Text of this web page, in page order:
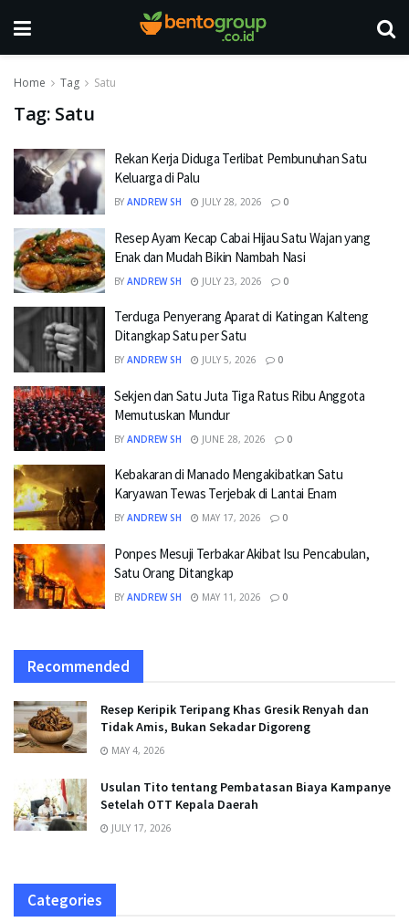
Home Tag Satu
Tag: Satu
Rekan Kerja Diduga Terlibat Pembunuhan Satu
Keluarga di Palu
BY ANDREW SH JULY 28, 2026 0
Resep Ayam Kecap Cabai Hijau Satu Wajan yang
Enak dan Mudah Bikin Nambah Nasi
BY ANDREW SH JULY 23, 2026 0
Terduga Penyerang Aparat di Katingan Kalteng
Ditangkap Satu per Satu
BY ANDREW SH JULY 5, 2026 0
Sekjen dan Satu Juta Tiga Ratus Ribu Anggota
Memutuskan Mundur
BY ANDREW SH JUNE 28, 2026 0
Kebakaran di Manado Mengakibatkan Satu
Karyawan Tewas Terjebak di Lantai Enam
BY ANDREW SH MAY 17, 2026 0
Ponpes Mesuji Terbakar Akibat Isu Pencabulan,
Satu Orang Ditangkap
BY ANDREW SH MAY 11, 2026 0
Recommended
Resep Keripik Teripang Khas Gresik Renyah dan
Tidak Amis, Bukan Sekadar Digoreng
MAY 4, 2026
Usulan Tito tentang Pembatasan Biaya Kampanye
Setelah OTT Kepala Daerah
JULY 17, 2026
Categories